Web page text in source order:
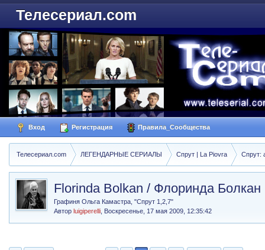
Телесериал.com
Вход Регистрация Правила_Сообщества
Телесериал.com ЛЕГЕНДАРНЫЕ СЕРИАЛЫ Спрут | La Piovra Спрут:
Florinda Bolkan / Флоринда Болкан
Графиня Ольга Камастра, "Спрут 1,2,7"
Авторluigiperelli Воскресенье, 17 мая 2009, 12:35:42